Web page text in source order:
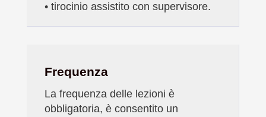
• tirocinio assistito con supervisore.
Frequenza
La frequenza delle lezioni è
obbligatoria, è consentito un